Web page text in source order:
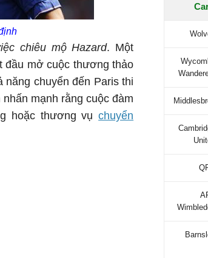
chiêu mộ Hazard. Một
đầu mở cuộc thương thảo
chuyển đến Paris thi
mạnh rằng cuộc đàm
hoặc thương vụchuyển